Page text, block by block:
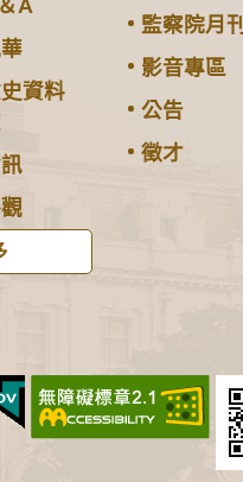
A
資料
監察院月刊
影音專區
公告
徵才